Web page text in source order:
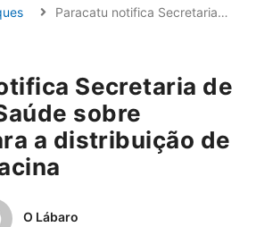
Paracatu notifica Secretaria…
Secretaria de
sobre
a distribuição de
O Lábaro